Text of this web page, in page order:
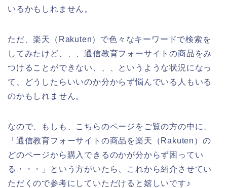
いるかもしれません。
ただ、楽天（Rakuten）で色々なキーワードで検索を
してみたけど、、、通信教育フォーサイトの商品をみ
つけることができない、、、というような状況になっ
て、どうしたらいいのか分からず悩んでいる人もいる
のかもしれません。
なので、もしも、こちらのページをご覧の方の中に、
「通信教育フォーサイトの商品を楽天（Rakuten）の
どのページから購入できるのかが分からず困ってい
る・・・」という方がいたら、これから紹介させてい
ただくので参考にしていただけると嬉しいです♪